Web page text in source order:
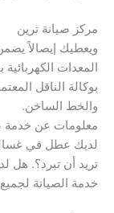
مركز صيانة ترين
ويعطيك إيصالاً
المعدات
بوكالة الناقل
والخط الساخن.
معلومات عن خدمة
لديك عطل في
تريد أن تبرد؟. هل
خدمة الصيانة